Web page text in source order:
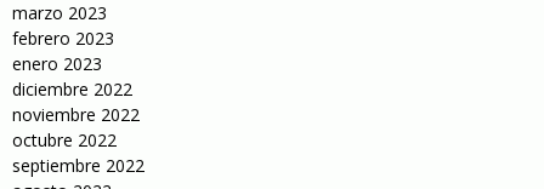
marzo 2023
febrero 2023
enero 2023
diciembre 2022
noviembre 2022
octubre 2022
septiembre 2022